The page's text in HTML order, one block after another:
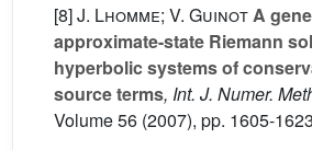
[8]J. Lhomme; V. GuinotA
approximate-state Riemann
hyperbolic systems of
source terms, Int. J. Numer.
Volume 56 (2007), pp. 1605-1623